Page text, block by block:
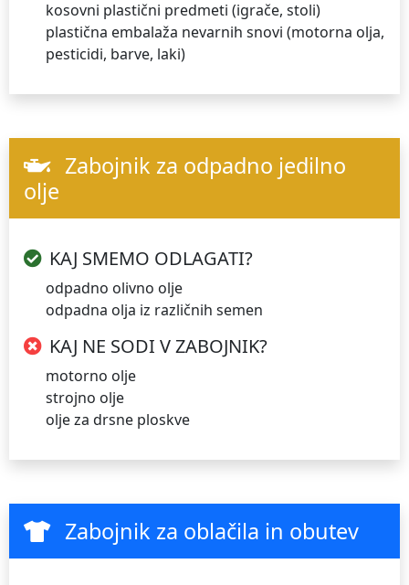
kosovni plastični predmeti (igrače, stoli)
plastična embalaža nevarnih snovi (motorna olja,
pesticidi, barve, laki)
Zabojnik za odpadno jedilno
olje
KAJ SMEMO ODLAGATI?
odpadno olivno olje
odpadna olja iz različnih semen
KAJ NE SODI V ZABOJNIK?
motorno olje
strojno olje
olje za drsne ploskve
Zabojnik za oblačila in obutev